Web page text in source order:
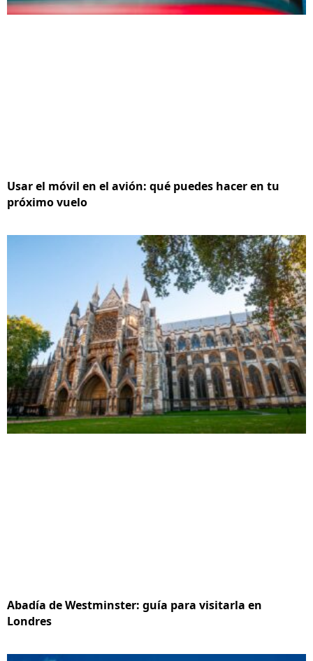
Usar el móvil en el avión: qué puedes hacer en tu
próximo vuelo
Abadía de Westminster: guía para visitarla en
Londres